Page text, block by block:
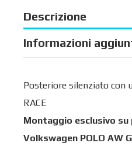
Descrizione
Informazioni
Posteriore silenziato con
RACE
Montaggio esclusivo
Volkswagen POLO AW